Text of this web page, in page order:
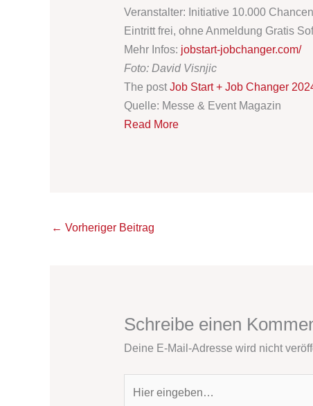
Veranstalter: Initiative 10.000 Chancen
Eintritt frei, ohne Anmeldung Gratis
Mehr Infos: jobstart-jobchanger.com/
Foto: David Visnjic
The post Job Start + Job Changer
Quelle: Messe & Event Magazin
Read More
← Vorheriger Beitrag
Schreibe einen
Deine E-Mail-Adresse wird nicht
eingeben…